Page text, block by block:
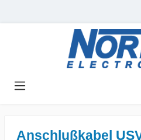
Anschlußkabel